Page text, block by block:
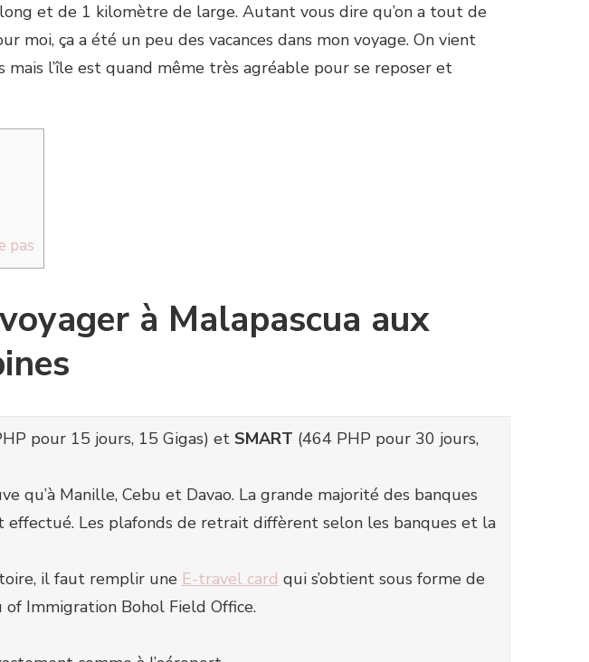
et de 1 kilomètre de large. Autant vous dire qu’on a tout de
moi, ça a été un peu des vacances dans mon voyage. On vient
l’île est quand même très agréable pour se reposer et
pas
à Malapascua aux
pour 15 jours, 15 Gigas) et SMART (464 PHP pour 30 jours,
qu’à Manille, Cebu et Davao. La grande majorité des banques
Les plafonds de retrait diffèrent selon les banques et la
il faut remplir une E-travel card qui s’obtient sous forme de
of Immigration Bohol Field Office.